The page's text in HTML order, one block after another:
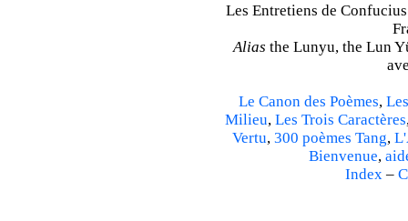
Les Entretiens de
Alias the Lunyu, the Lun
Le Canon des Poèmes,
Milieu, Les Trois Caractères
Vertu, 300 poèmes Tang,
Bienvenue,
Index –